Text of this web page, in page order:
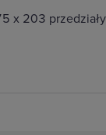
x 203